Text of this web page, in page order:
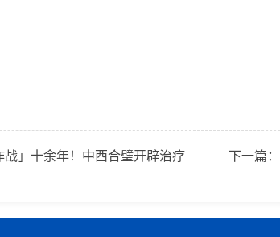
战」十余年！中西合璧开辟治疗
下一篇：